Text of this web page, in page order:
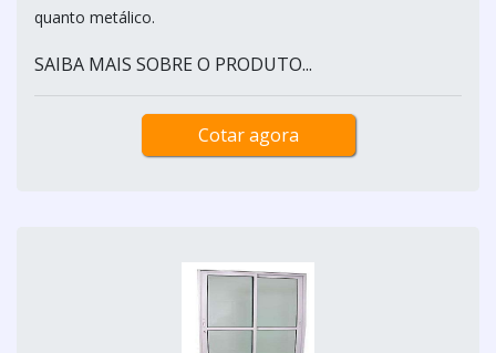
quanto metálico.
SAIBA MAIS SOBRE O PRODUTO...
Cotar agora